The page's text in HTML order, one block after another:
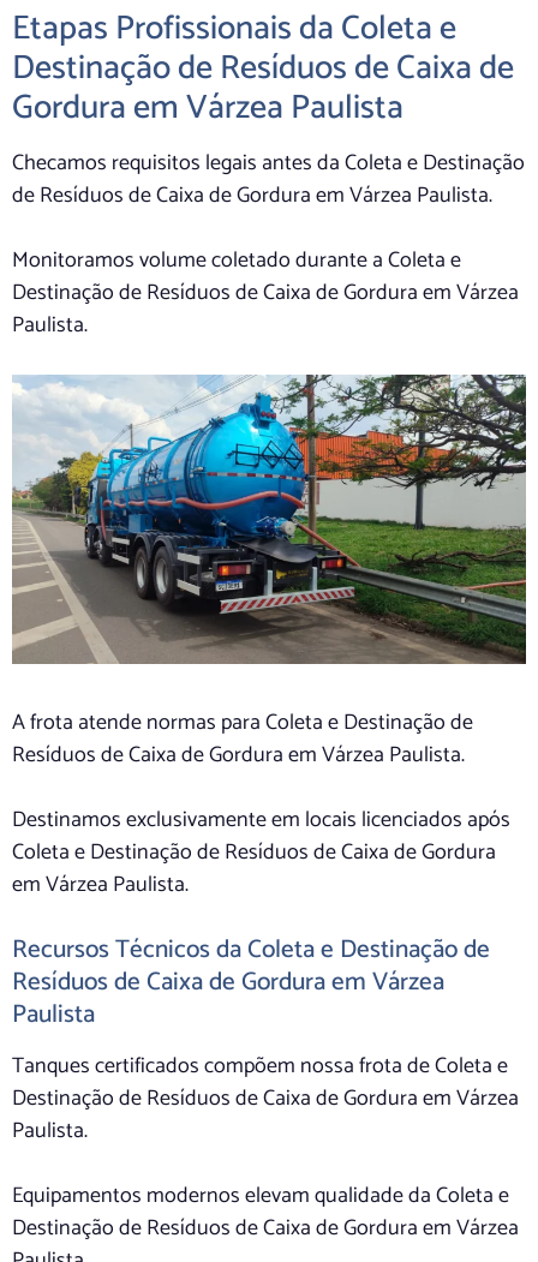
Etapas Profissionais da Coleta e
Destinação de Resíduos de Caixa de
Gordura em Várzea Paulista
Checamos requisitos legais antes da Coleta e Destinação
de Resíduos de Caixa de Gordura em Várzea Paulista.
Monitoramos volume coletado durante a Coleta e
Destinação de Resíduos de Caixa de Gordura em Várzea
Paulista.
A frota atende normas para Coleta e Destinação de
Resíduos de Caixa de Gordura em Várzea Paulista.
Destinamos exclusivamente em locais licenciados após
Coleta e Destinação de Resíduos de Caixa de Gordura
em Várzea Paulista.
Recursos Técnicos da Coleta e Destinação de
Resíduos de Caixa de Gordura em Várzea
Paulista
Tanques certificados compõem nossa frota de Coleta e
Destinação de Resíduos de Caixa de Gordura em Várzea
Paulista.
Equipamentos modernos elevam qualidade da Coleta e
Destinação de Resíduos de Caixa de Gordura em Várzea